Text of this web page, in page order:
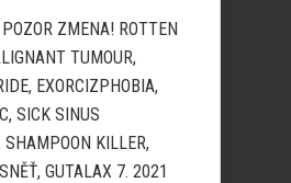
ZMENA! ROTTEN
TUMOUR,
EXORCIZPHOBIA,
SICK SINUS
SHAMPOON KILLER,
GUTALAX 7. 2021